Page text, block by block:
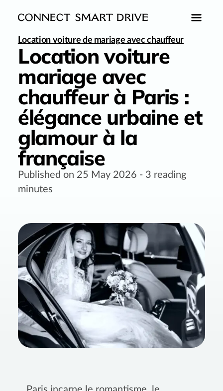
Location voiture de mariage avec chauffeur
Location voiture
mariage avec
chauffeur à Paris :
élégance urbaine et
glamour à la
française
Published on 25 May 2026 - 3 reading
minutes